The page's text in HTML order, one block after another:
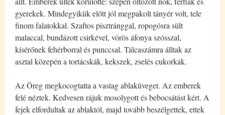
gyerekek. Mindegyikük előtt jól megpakolt tányér volt, tele
finom falatokkal. Szaftos pisztránggal, ropogósra sült
malaccal, bundázott csirkével, vörös áfonya szósszal,
kísérőnek fehérborral és punccsal. Tálcaszámra álltak az
asztal közepén a tortácskák, kekszek, zselés cukorkák.
Az Öreg megkocogtatta a vastag ablaküveget. Az emberek
felé néztek. Kedvesen rájuk mosolygott és bebocsátást kért. A
fejek elfordultak az ablaktól, majd tovább beszélgettek, ettek